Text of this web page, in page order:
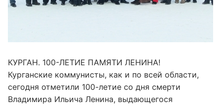
КУРГАН. 100-ЛЕТИЕ ПАМЯТИ ЛЕНИНА!
Курганские коммунисты, как и по всей области,
сегодня отметили 100-летие со дня смерти
Владимира Ильича Ленина, выдающегося